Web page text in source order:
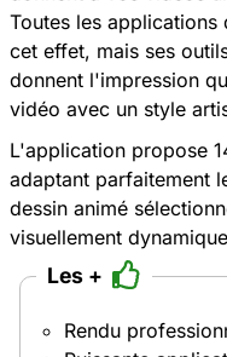
PowerDirector
Version Gratuite
Téléchargement
Besoin de la version
Téléchargez-la
Fonctionnalités